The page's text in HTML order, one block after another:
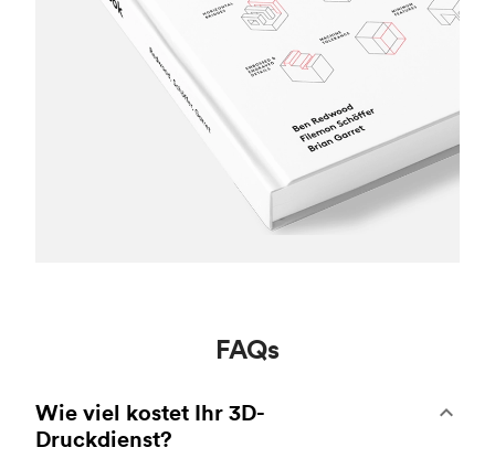
FAQs
Wie viel kostet Ihr 3D-
Druckdienst?